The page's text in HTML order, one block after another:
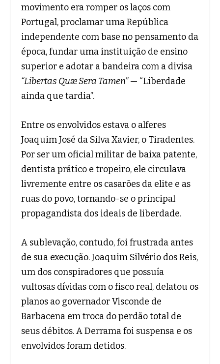
movimento era romper os laços com
Portugal, proclamar uma República
independente com base no pensamento da
época, fundar uma instituição de ensino
superior e adotar a bandeira com a divisa
“Libertas Quæ Sera Tamen”— “Liberdade
ainda que tardia”.
Entre os envolvidos estava o alferes
Joaquim José da Silva Xavier, o Tiradentes.
Por ser um oficial militar de baixa patente,
dentista prático e tropeiro, ele circulava
livremente entre os casarões da elite e as
ruas do povo, tornando-se o principal
propagandista dos ideais de liberdade.
A sublevação, contudo, foi frustrada antes
de sua execução. Joaquim Silvério dos Reis,
um dos conspiradores que possuía
vultosas dívidas com o fisco real, delatou os
planos ao governador Visconde de
Barbacena em troca do perdão total de
seus débitos. A Derrama foi suspensa e os
envolvidos foram detidos.